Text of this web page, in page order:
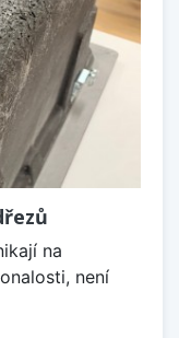
na
není